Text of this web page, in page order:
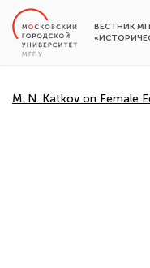
ВЕСТНИК
M. N. Katkov on Female